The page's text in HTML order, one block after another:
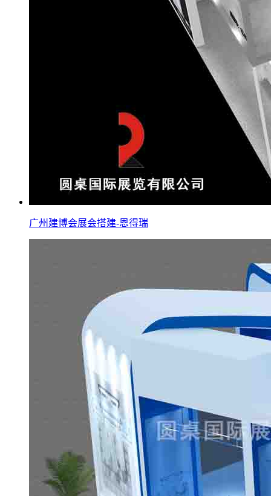
广州建博会展会搭建-恩得瑞